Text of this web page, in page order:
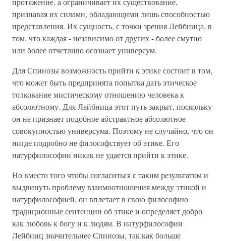
признавая их силами, обладающими лишь способностью
представления. Их сущность, с точки зрения Лейбница, в
том, что каждая - независимо от других - более смутно
или более отчетливо осознает универсум.
Для Спинозы возможность прийти к этике состоит в том,
что может быть предпринята попытка дать этическое
толкование мистическому отношению человека к
абсолютному. Для Лейбница этот путь закрыт, поскольку
он не признает подобное абстрактное абсолютное
совокупностью универсума. Поэтому не случайно, что он
нигде подробно не философствует об этике. Его
натурфилософии никак не удается прийти к этике.
Но вместо того чтобы согласиться с таким результатом и
выдвинуть проблему взаимоотношения между этикой и
натурфилософией, он вплетает в свою философию
традиционные сентенции об этике и определяет добро
как любовь к богу и к людям. В натурфилософии
Лейбниц значительнее Спинозы, так как больше